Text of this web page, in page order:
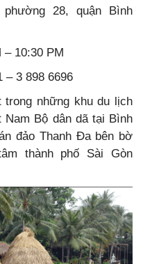
28, quận Bình
10:30 PM
– 3 898 6696
những khu du lịch
Bộ dân dã tại Bình
đảo Thanh Đa bên bờ
thành phố Sài Gòn